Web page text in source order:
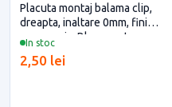
In stoc
Placuta montaj balama clip,
dreapta, inaltare 0mm, finisaj
negru onix, Blum pentru casa
2,50 lei